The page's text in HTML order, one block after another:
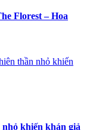
Florest – Hoa
thần nhỏ khiến
khiến khán giả